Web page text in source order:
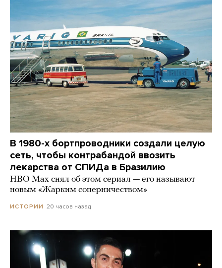
В 1980-х бортпроводники создали целую
сеть, чтобы контрабандой ввозить
лекарства от СПИДа в Бразилию
HBO Max снял об этом сериал — его называют
новым «Жарким соперничеством»
ИСТОРИИ 20 часов назад